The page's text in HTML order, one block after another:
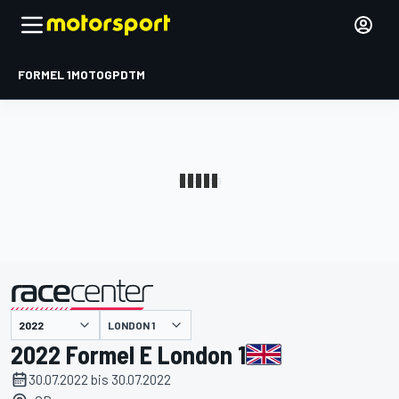
FORMEL 1MOTOGPDTM
LONDON 1
2022 Formel E London 1
30.07.2022 bis 30.07.2022